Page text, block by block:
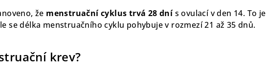
že menstruační cyklus trvá 28 dní s ovulací v den 14. To je
se délka menstruačního cyklu pohybuje v rozmezí 21 až 35 dnů.
krev?